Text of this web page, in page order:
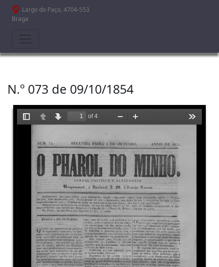
Passar para o conteúdo principal
Largo do Paço, 4704-553
Braga
N.º 073 de 09/10/1854